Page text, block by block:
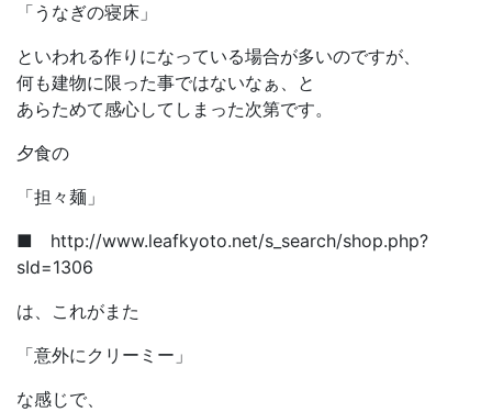
「うなぎの寝床」
といわれる作りになっている場合が多いのですが、
何も建物に限った事ではないなぁ、と
あらためて感心してしまった次第です。
夕食の
「担々麺」
■ http://www.leafkyoto.net/s_search/shop.php?
sId=1306
は、これがまた
「意外にクリーミー」
な感じで、